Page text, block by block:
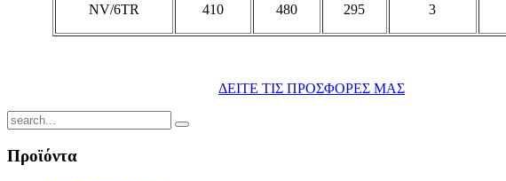
NV/6TR 410 480 295 3
ΔΕΙΤΕ ΤΙΣ ΠΡΟΣΦΟΡΕΣ ΜΑΣ
Προϊόντα